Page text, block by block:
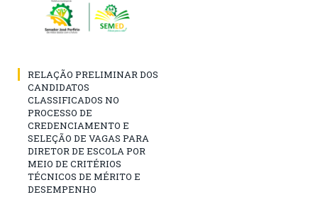
RELAÇÃO PRELIMINAR DOS
CANDIDATOS
CLASSIFICADOS NO
PROCESSO DE
CREDENCIAMENTO E
SELEÇÃO DE VAGAS PARA
DIRETOR DE ESCOLA POR
MEIO DE CRITÉRIOS
TÉCNICOS DE MÉRITO E
DESEMPENHO